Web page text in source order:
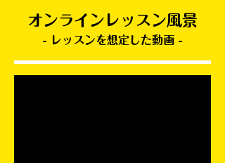
- レッスンを想定した動画 -
​オンラインレッスン風景